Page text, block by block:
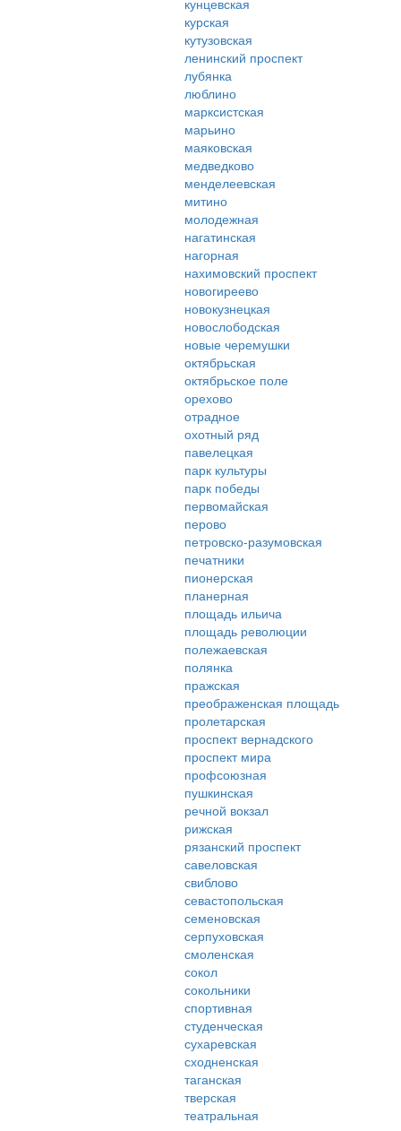
кунцевская
курская
кутузовская
ленинский проспект
лубянка
люблино
марксистская
марьино
маяковская
медведково
менделеевская
митино
молодежная
нагатинская
нагорная
нахимовский проспект
новогиреево
новокузнецкая
новослободская
новые черемушки
октябрьская
октябрьское поле
орехово
отрадное
охотный ряд
павелецкая
парк культуры
парк победы
первомайская
перово
петровско-разумовская
печатники
пионерская
планерная
площадь ильича
площадь революции
полежаевская
полянка
пражская
преображенская площадь
пролетарская
проспект вернадского
проспект мира
профсоюзная
пушкинская
речной вокзал
рижская
рязанский проспект
савеловская
свиблово
севастопольская
семеновская
серпуховская
смоленская
сокол
сокольники
спортивная
студенческая
сухаревская
сходненская
таганская
тверская
театральная